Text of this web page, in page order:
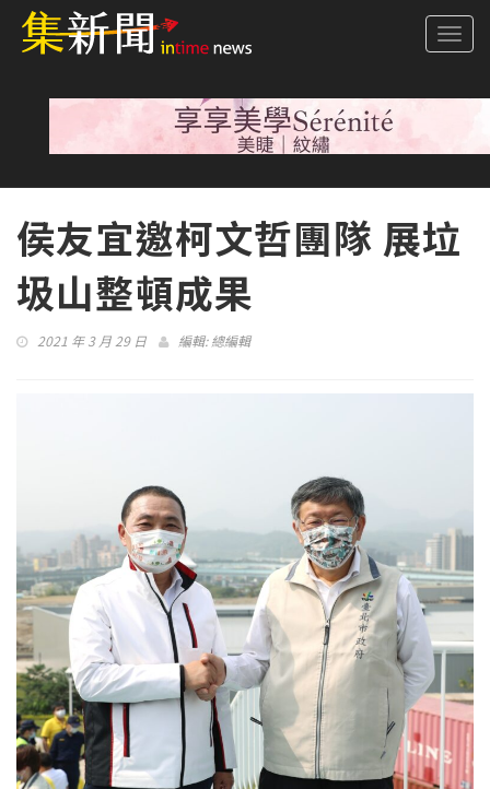
侯友宜邀柯文哲團隊 展垃
圾山整頓成果
2021 年 3 月 29 日 編輯:總編輯